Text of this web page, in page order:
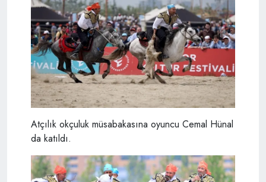
Atçılık okçuluk müsabakasına oyuncu Cemal Hünal
da katıldı.